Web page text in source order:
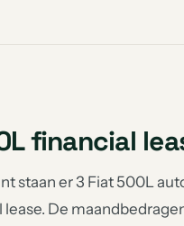
financial
staan er 3 Fiat 500L
lease. De